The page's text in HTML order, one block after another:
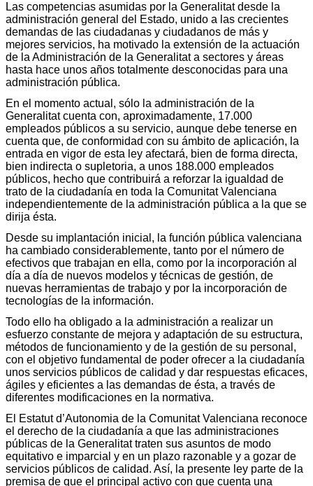
Las competencias asumidas por la Generalitat desde la
administración general del Estado, unido a las crecientes
demandas de las ciudadanas y ciudadanos de más y
mejores servicios, ha motivado la extensión de la actuación
de la Administración de la Generalitat a sectores y áreas
hasta hace unos años totalmente desconocidas para una
administración pública.
En el momento actual, sólo la administración de la
Generalitat cuenta con, aproximadamente, 17.000
empleados públicos a su servicio, aunque debe tenerse en
cuenta que, de conformidad con su ámbito de aplicación, la
entrada en vigor de esta ley afectará, bien de forma directa,
bien indirecta o supletoria, a unos 188.000 empleados
públicos, hecho que contribuirá a reforzar la igualdad de
trato de la ciudadanía en toda la Comunitat Valenciana
independientemente de la administración pública a la que se
dirija ésta.
Desde su implantación inicial, la función pública valenciana
ha cambiado considerablemente, tanto por el número de
efectivos que trabajan en ella, como por la incorporación al
día a día de nuevos modelos y técnicas de gestión, de
nuevas herramientas de trabajo y por la incorporación de
tecnologías de la información.
Todo ello ha obligado a la administración a realizar un
esfuerzo constante de mejora y adaptación de su estructura,
métodos de funcionamiento y de la gestión de su personal,
con el objetivo fundamental de poder ofrecer a la ciudadanía
unos servicios públicos de calidad y dar respuestas eficaces,
ágiles y eficientes a las demandas de ésta, a través de
diferentes modificaciones en la normativa.
El Estatut d’Autonomia de la Comunitat Valenciana reconoce
el derecho de la ciudadanía a que las administraciones
públicas de la Generalitat traten sus asuntos de modo
equitativo e imparcial y en un plazo razonable y a gozar de
servicios públicos de calidad. Así, la presente ley parte de la
premisa de que el principal activo con que cuenta una